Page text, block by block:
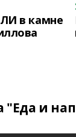
в камне
"Еда и